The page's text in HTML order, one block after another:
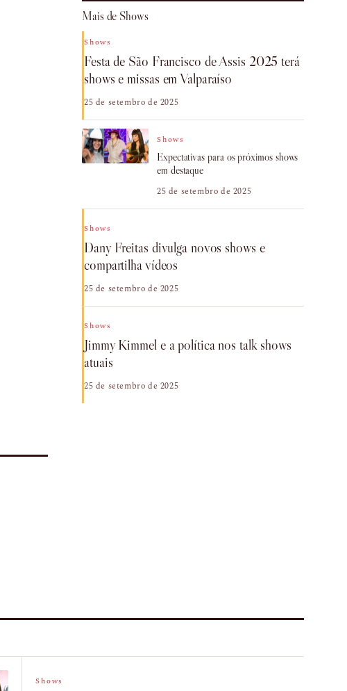
Mais de Shows
Shows
Festa de São Francisco de Assis 2025 terá
shows e missas em Valparaíso
25 de setembro de 2025
Shows
Expectativas para os próximos shows
em destaque
25 de setembro de 2025
Shows
Dany Freitas divulga novos shows e
compartilha vídeos
25 de setembro de 2025
Shows
Jimmy Kimmel e a política nos talk shows
atuais
25 de setembro de 2025
Shows